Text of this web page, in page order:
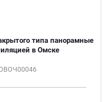
типа панорамные
в Омске